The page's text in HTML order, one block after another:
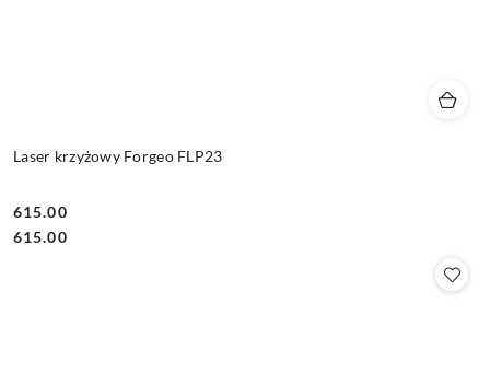
Laser krzyżowy Forgeo FLP23
Cena:
615.00
Cena:
615.00